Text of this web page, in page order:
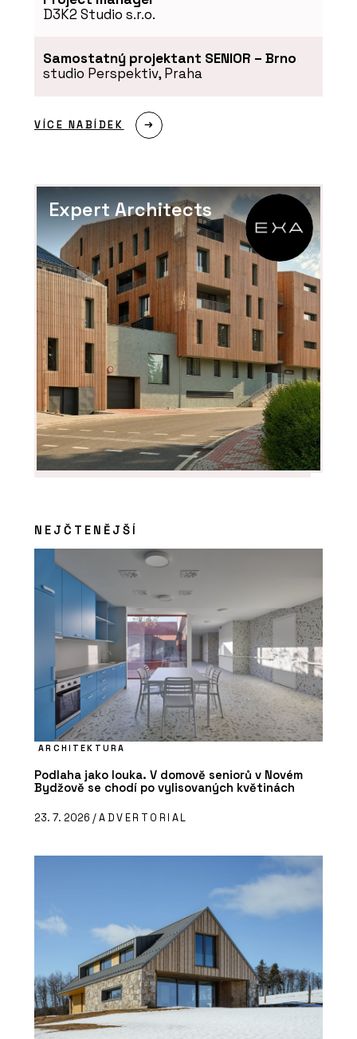
D3K2 Studio s.r.o.
Samostatný projektant SENIOR – Brno
studio Perspektiv, Praha
VÍCE NABÍDEK
Expert Architects
NEJČTENĚJŠÍ
ARCHITEKTURA
Podlaha jako louka. V domově seniorů v Novém
Bydžově se chodí po vylisovaných květinách
23. 7. 2026 /ADVERTORIAL